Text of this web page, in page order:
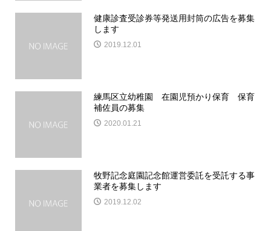
健康診査受診券等発送用封筒の広告を募集
します
2019.12.01
練馬区立幼稚園 在園児預かり保育 保育
補佐員の募集
2020.01.21
牧野記念庭園記念館運営委託を受託する事
業者を募集します
2019.12.02